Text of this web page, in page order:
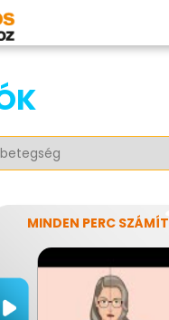
MINDEN PERC SZÁMÍT